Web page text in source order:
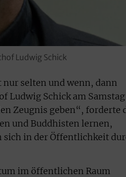
Ludwig Schick
selten und wenn, dann
Ludwig Schick am Samstag
Zeugnis geben“, forderte
und Buddhisten lernen,
sich in der Öffentlichkeit
im öffentlichen Raum